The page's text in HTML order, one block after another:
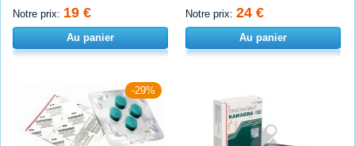
Notre prix: 19 €
Au panier
Notre prix: 24 €
Au panier
-29%